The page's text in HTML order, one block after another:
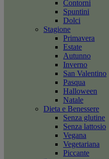
Contorni
Spuntini
Dolci
Stagione
Primavera
Estate
Autunno
Inverno
San Valentino
Pasqua
Halloween
Natale
Dieta e Benessere
Senza glutine
Senza lattosio
Vegana
Vegetariana
Piccante